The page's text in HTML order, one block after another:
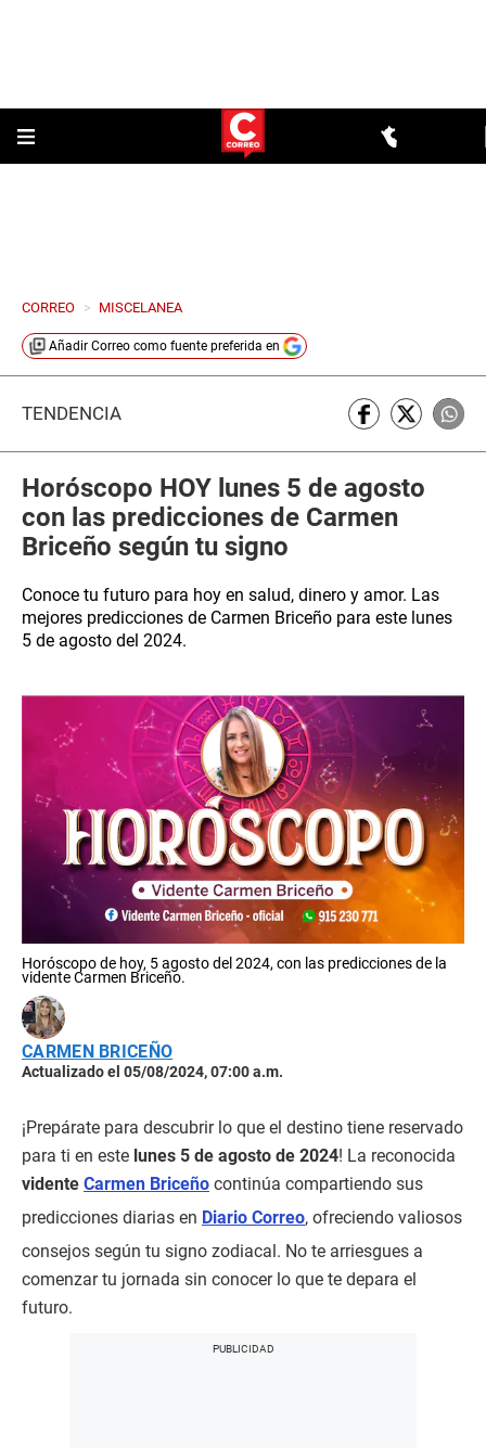
CORREO > MISCELANEA
Añadir Correo como fuente preferida en
TENDENCIA
Horóscopo HOY lunes 5 de agosto
con las predicciones de Carmen
Briceño según tu signo
Conoce tu futuro para hoy en salud, dinero y amor. Las
mejores predicciones de Carmen Briceño para este lunes
5 de agosto del 2024.
Horóscopo de hoy, 5 agosto del 2024, con las predicciones de la
vidente Carmen Briceño.
CARMEN BRICEÑO
Actualizado el 05/08/2024, 07:00 a.m.
¡Prepárate para descubrir lo que el destino tiene reservado
para ti en este lunes 5 de agosto de 2024! La reconocida
vidente Carmen Briceño continúa compartiendo sus
predicciones diarias en Diario Correo, ofreciendo valiosos
consejos según tu signo zodiacal. No te arriesgues a
comenzar tu jornada sin conocer lo que te depara el
futuro.